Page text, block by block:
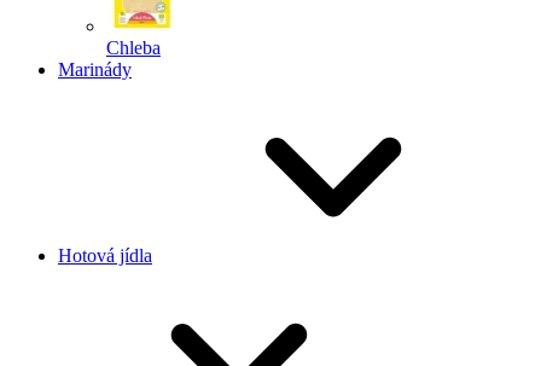
Chleba
Marinády
Hotová jídla